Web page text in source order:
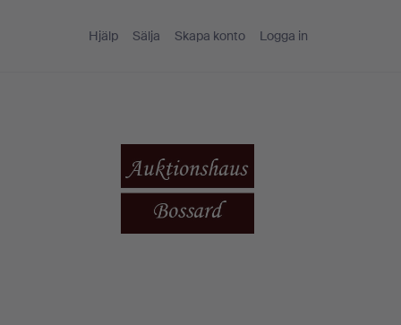
Hjälp Sälja Skapa konto Logga in